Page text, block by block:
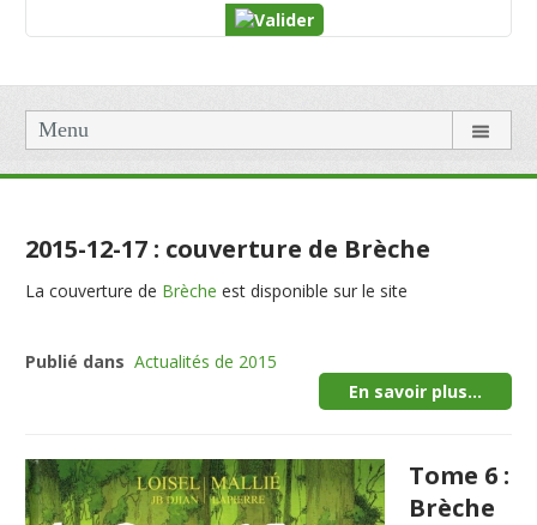
Menu
2015-12-17 : couverture de Brèche
La couverture de Brèche est disponible sur le site
Publié dans Actualités de 2015
En savoir plus...
Tome 6 :
Brèche